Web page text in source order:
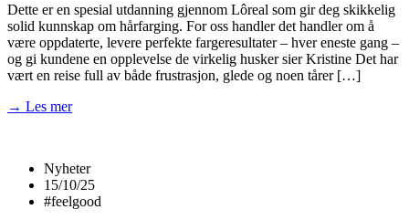
Dette er en spesial utdanning gjennom Lôreal som gir deg skikkelig
solid kunnskap om hårfarging. For oss handler det handler om å
være oppdaterte, levere perfekte fargeresultater – hver eneste gang –
og gi kundene en opplevelse de virkelig husker sier Kristine Det har
vært en reise full av både frustrasjon, glede og noen tårer […]
→ Les mer
Nyheter
15/10/25
#feelgood